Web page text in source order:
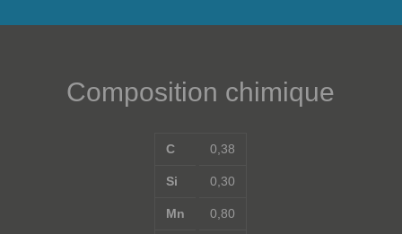
Composition chimique
C
Si
Mn
0,38
0,30
0,80